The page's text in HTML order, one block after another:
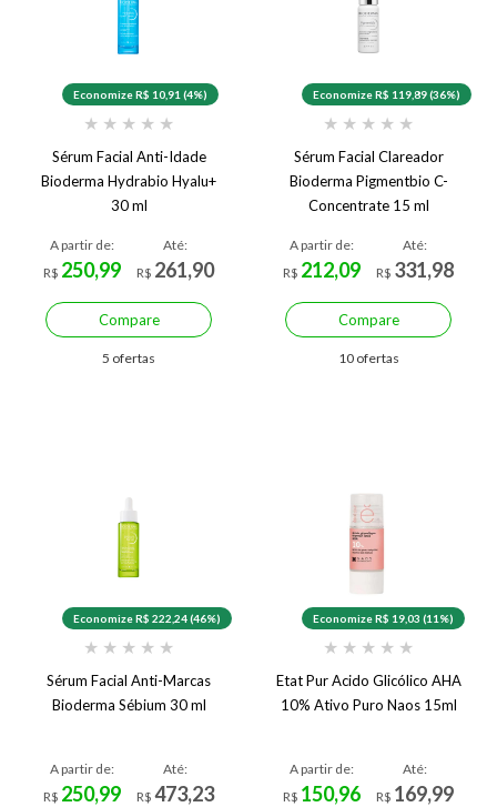
Economize R$ 10,91 (4%)
★ ★ ★ ★ ★
Sérum Facial Anti-Idade
Bioderma Hydrabio Hyalu+
30 ml
A partir de:
R$ 250,99
Até:
R$ 261,90
Compare
5 ofertas
Economize R$ 119,89 (36%)
★ ★ ★ ★ ★
Sérum Facial Clareador
Bioderma Pigmentbio C-
Concentrate 15 ml
A partir de:
R$ 212,09
Até:
R$ 331,98
Compare
10 ofertas
Economize R$ 222,24 (46%)
★ ★ ★ ★ ★
Sérum Facial Anti-Marcas
Bioderma Sébium 30 ml
A partir de:
R$ 250,99
Até:
R$473,23
Economize R$ 19,03 (11%)
★ ★ ★ ★ ★
Etat Pur Acido Glicólico AHA
10% Ativo Puro Naos 15ml
A partir de:
R$ 150,96
Até:
R$ 169,99